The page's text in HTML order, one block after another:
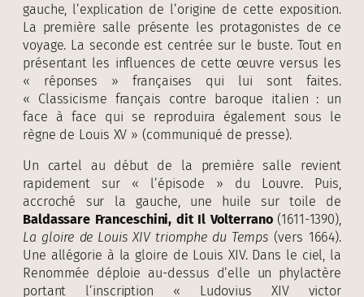
gauche, l’explication de l’origine de cette exposition.
La première salle présente les protagonistes de ce
voyage. La seconde est centrée sur le buste. Tout en
présentant les influences de cette œuvre versus les
« réponses » françaises qui lui sont faites.
« Classicisme français contre baroque italien : un
face à face qui se reproduira également sous le
règne de Louis XV » (communiqué de presse).
Un cartel au début de la première salle revient
rapidement sur « l’épisode » du Louvre. Puis,
accroché sur la gauche, une huile sur toile de
Baldassare Franceschini, dit Il Volterrano(1611-1390),
La gloire de Louis XIV triomphe du Temps(vers 1664).
Une allégorie à la gloire de Louis XIV. Dans le ciel, la
Renommée déploie au-dessus d’elle un phylactère
portant l’inscription « Ludovius XIV victor